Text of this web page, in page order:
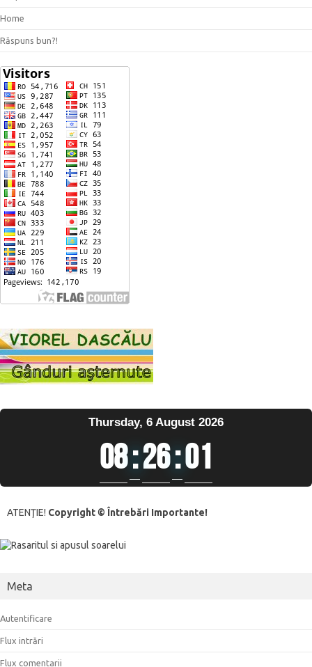
Home
Răspuns bun?!
Thursday, 6 August 2026
08:26:02
ATENŢIE! Copyright © Întrebări Importante!
Meta
Autentificare
Flux intrări
Flux comentarii